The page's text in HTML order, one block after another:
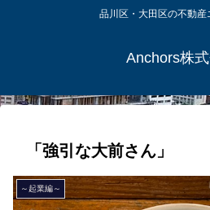
品川区・大田区の不動産
Anchors株
「強引な大前さん」
～起業編～